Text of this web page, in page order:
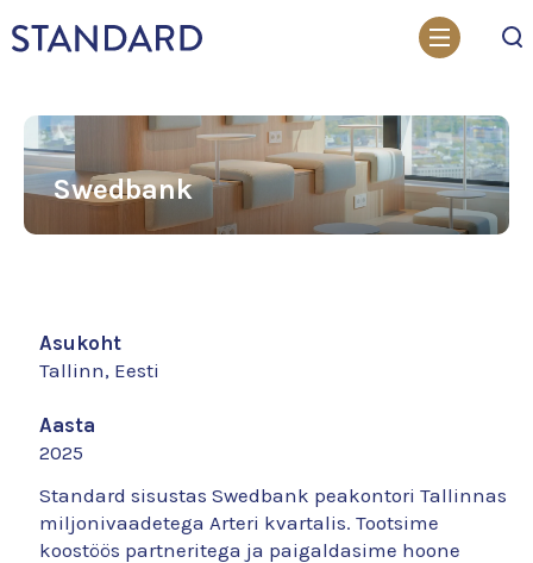
Swedbank
Asukoht
Tallinn, Eesti
Aasta
2025
Standard sisustas Swedbank peakontori Tallinnas
miljonivaadetega Arteri kvartalis. Tootsime
koostöös partneritega ja paigaldasime hoone